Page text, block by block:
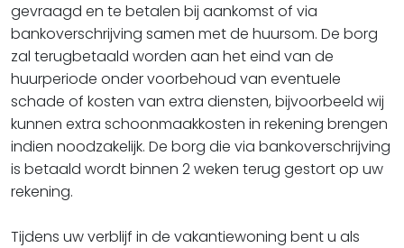
gevraagd en te betalen bij aankomst of via
bankoverschrijving samen met de huursom. De borg
zal terugbetaald worden aan het eind van de
huurperiode onder voorbehoud van eventuele
schade of kosten van extra diensten, bijvoorbeeld wij
kunnen extra schoonmaakkosten in rekening brengen
indien noodzakelijk. De borg die via bankoverschrijving
is betaald wordt binnen 2 weken terug gestort op uw
rekening.
Tijdens uw verblijf in de vakantiewoning bent u als